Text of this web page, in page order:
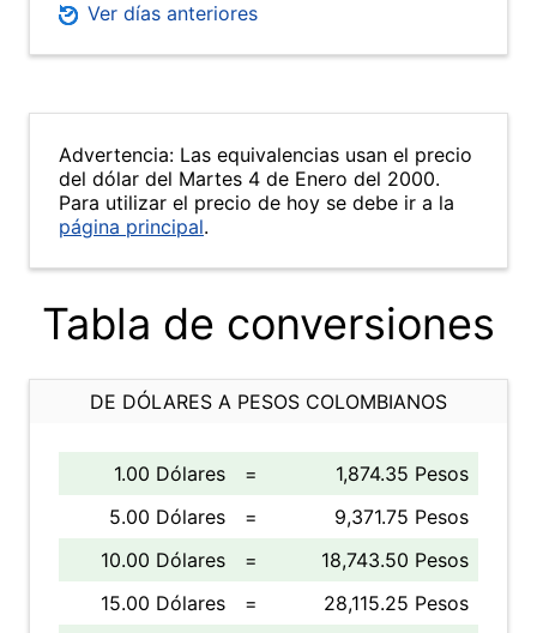
Ver días anteriores
Advertencia: Las equivalencias usan el precio
del dólar del Martes 4 de Enero del 2000.
Para utilizar el precio de hoy se debe ir a la
página principal.
Tabla de conversiones
DE DÓLARES A PESOS COLOMBIANOS
1.00 Dólares =
1,874.35 Pesos
5.00 Dólares
=
9,371.75 Pesos
10.00 Dólares
=
18,743.50 Pesos
15.00 Dólares
=
28,115.25 Pesos